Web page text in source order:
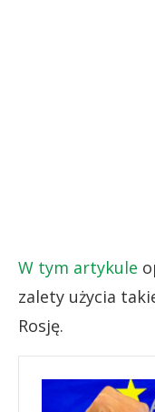
W tym artykule
zalety użycia
Rosję.